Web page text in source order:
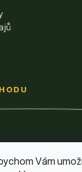
Vám